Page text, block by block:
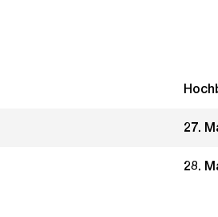
27.
28.